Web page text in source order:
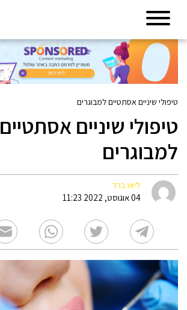
טיפולי שיניים אסתטיים למבוגרים
טיפולי שיניים אסתטיים
למבוגרים
ליאו ברד
04 אוגוסט, 2022 11:23